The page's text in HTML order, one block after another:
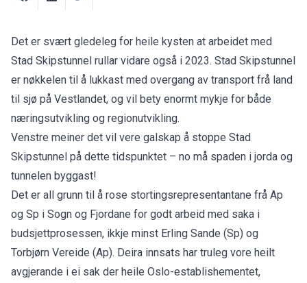
Det er svært gledeleg for heile kysten at arbeidet med
Stad Skipstunnel rullar vidare også i 2023. Stad Skipstunnel
er nøkkelen til å lukkast med overgang av transport frå land
til sjø på Vestlandet, og vil bety enormt mykje for både
næringsutvikling og regionutvikling.
Venstre meiner det vil vere galskap å stoppe Stad
Skipstunnel på dette tidspunktet – no må spaden i jorda og
tunnelen byggast!
Det er all grunn til å rose stortingsrepresentantane frå Ap
og Sp i Sogn og Fjordane for godt arbeid med saka i
budsjettprosessen, ikkje minst Erling Sande (Sp) og
Torbjørn Vereide (Ap). Deira innsats har truleg vore heilt
avgjerande i ei sak der heile Oslo-establishementet,